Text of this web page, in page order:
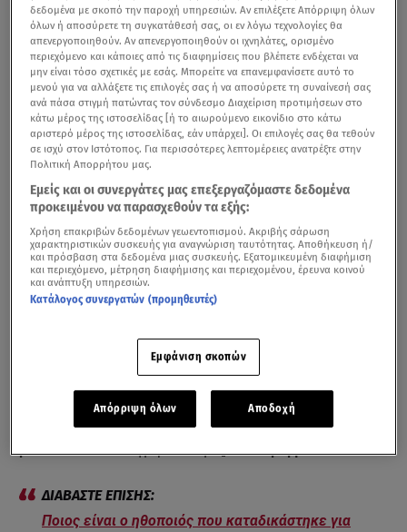
Διακίνηση μεταναστών: O ηθοποιός εμφανιζόταν στη σειρά μετά τη
Αίσθηση έχει προκαλέσει η υπόθεση του34χρονου
ηθοποιούπου κατηγορείται για διακίνηση μεταναστών.
Ποιος είναι ο ηθοποιός που καταδικάστηκε για
δεδομένα με σκοπό την παροχή υπηρεσιών. Αν επιλέξετε Απόρριψη όλων
όλων ή αποσύρετε τη συγκατάθεσή σας, οι εν λόγω τεχνολογίες θα
απενεργοποιηθούν. Αν απενεργοποιηθούν οι ιχνηλάτες, ορισμένο
περιεχόμενο και κάποιες από τις διαφημίσεις που βλέπετε ενδέχεται να
μην είναι τόσο σχετικές με εσάς. Μπορείτε να επανεμφανίσετε αυτό το
μενού για να αλλάξετε τις επιλογές σας ή να αποσύρετε τη συναίνεσή σας
ανά πάσα στιγμή πατώντας τον σύνδεσμο Διαχείριση προτιμήσεων στο
κάτω μέρος της ιστοσελίδας [ή το αιωρούμενο εικονίδιο στο κάτω
αριστερό μέρος της ιστοσελίδας, εάν υπάρχει]. Οι επιλογές σας θα τεθούν
σε ισχύ στον Ιστότοπος. Για περισσότερες λεπτομέρειες ανατρέξτε στην
Πολιτική Απορρήτου μας.
Εμείς και οι συνεργάτες μας επεξεργαζόμαστε δεδομένα
προκειμένου να παρασχεθούν τα εξής:
Χρήση επακριβών δεδομένων γεωεντοπισμού. Ακριβής σάρωση
χαρακτηριστικών συσκευής για αναγνώριση ταυτότητας. Αποθήκευση ή/
και πρόσβαση στα δεδομένα μιας συσκευής. Εξατομικευμένη διαφήμιση
και περιεχόμενο, μέτρηση διαφήμισης και περιεχομένου, έρευνα κοινού
και ανάπτυξη υπηρεσιών.
Κατάλογος συνεργατών (προμηθευτές)
Εμφάνιση σκοπών
Απόρριψη όλων Αποδοχή